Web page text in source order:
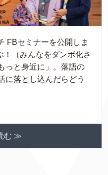
FBセミナーを公開しま
！（みんなをダンボ化さ
っと身近に」。落語の
に落とし込んだらどう
む ≫